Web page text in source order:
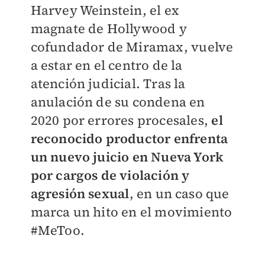
Harvey Weinstein, el ex
magnate de Hollywood y
cofundador de Miramax, vuelve
a estar en el centro de la
atención judicial. Tras la
anulación de su condena en
2020 por errores procesales, el
reconocido productor enfrenta
un nuevo juicio en Nueva York
por cargos de violación y
agresión sexual, en un caso que
marca un hito en el movimiento
#MeToo.